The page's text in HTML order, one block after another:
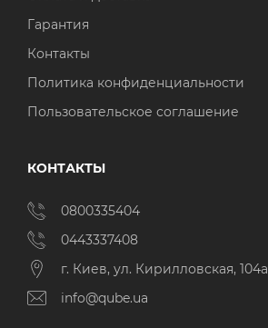
Гарантия
Контакты
Политика конфиденциальности
Пользовательское соглашение
КОНТАКТЫ
0800335404
0443337408
г. Киев, ул. Кирилловская, 104а
info@qube.ua